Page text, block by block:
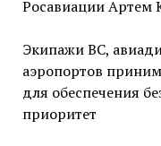
Росавиации Артем
Экипажи ВС,
аэропортов
для обеспечения
приоритет